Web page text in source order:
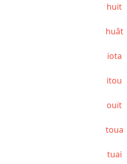
huit
huât
iota
itou
ouït
toua
tuai